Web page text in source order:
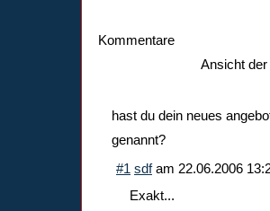
Kommentare
Ansicht
hast du dein neues
genannt?
#1 sdf am 22.06.2006
Exakt...